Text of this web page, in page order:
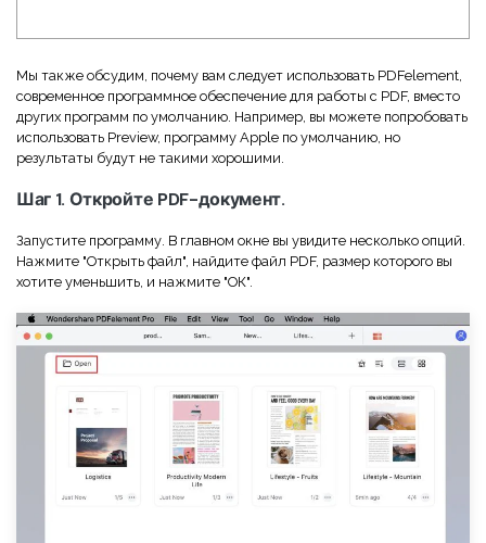
Мы также обсудим, почему вам следует использовать PDFelement,
современное программное обеспечение для работы с PDF, вместо
других программ по умолчанию. Например, вы можете попробовать
использовать Preview, программу Apple по умолчанию, но
результаты будут не такими хорошими.
Шаг 1. Откройте PDF-документ.
Запустите программу. В главном окне вы увидите несколько опций.
Нажмите "Открыть файл", найдите файл PDF, размер которого вы
хотите уменьшить, и нажмите "ОК".